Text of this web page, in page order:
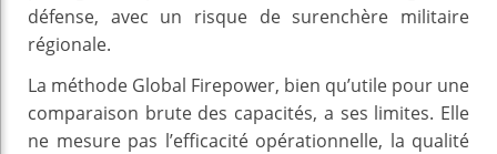
défense, avec un risque de surenchère militaire
régionale.
La méthode Global Firepower, bien qu’utile pour une
comparaison brute des capacités, a ses limites. Elle
ne mesure pas l’efficacité opérationnelle, la qualité